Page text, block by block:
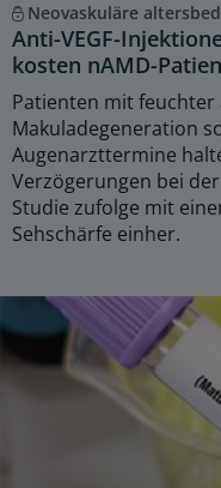
Neovaskuläre
Anti-VEGF-
kosten nAMD-
Patienten mit
Makuladegeneration
Augenarzttermine
Verzögerungen bei
Studie zufolge mit
Sehschärfe einher.